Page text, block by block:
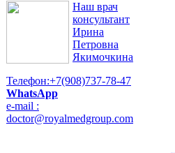
Наш врач
консультант
Ирина
Петровна
Якимочкина
Телефон:+7(908)737-78-47
WhatsApp
e-mail :
doctor@royalmedgroup.com